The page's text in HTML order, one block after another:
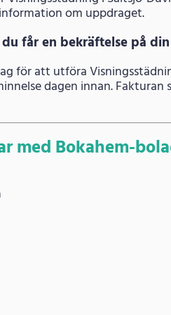
information om uppdraget.
får en bekräftelse på
för att utföra
dagen innan.
med Bokahem-